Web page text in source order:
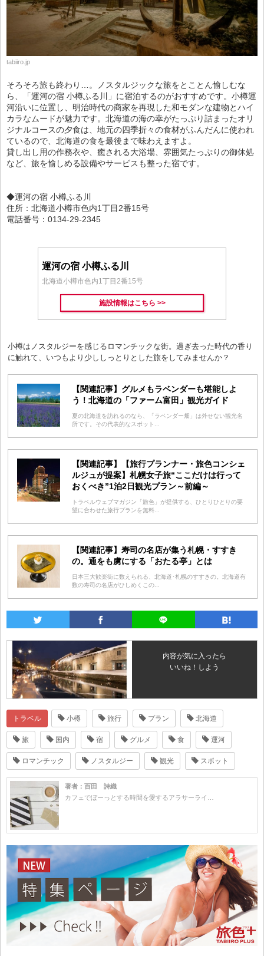
tabiiro.jp
そろそろ旅も終わり…。ノスタルジックな旅をとことん愉しむな
ら、「運河の宿 小樽ふる川」に宿泊するのがおすすめです。小樽運
河沿いに位置し、明治時代の商家を再現した和モダンな建物とハイ
カラなムードが魅力です。北海道の海の幸がたっぷり詰まったオリ
ジナルコースの夕食は、地元の四季折々の食材がふんだんに使われ
ているので、北海道の食を最後まで味わえますよ。
貸し出し用の作務衣や、癒される大浴場、雰囲気たっぷりの御休処
など、旅を愉しめる設備やサービスも整った宿です。
◆運河の宿 小樽ふる川
住所：北海道小樽市色内1丁目2番15号
電話番号：0134-29-2345
運河の宿 小樽ふる川
北海道小樽市色内1丁目2番15号
施設情報はこちら >>
小樽はノスタルジーを感じるロマンチックな街。過ぎ去った時代の香り
に触れて、いつもより少ししっとりとした旅をしてみませんか？
【関連記事】グルメもラベンダーも堪能しよ
う！北海道の「ファーム富田」観光ガイド
夏の北海道を訪れるのなら、「ラベンダー畑」は外せない観光名
所です。その代表的なスポット...
【関連記事】【旅行プランナー・旅色コンシェ
ルジュが提案】札幌女子旅“ここだけは行って
おくべき”1泊2日観光プラン～前編～
トラベルウェブマガジン「旅色」が提供する、ひとりひとりの要
望に合わせた旅行プランを無料...
【関連記事】寿司の名店が集う札幌・すすき
の。通をも虜にする「おたる亭」とは
日本三大歓楽街に数えられる、北海道･札幌のすすきの。北海道有
数の寿司の名店がひしめくこの...
内容が気に入ったら
いいね！しよう
トラベル 小樽 旅行 プラン 北海道
旅 国内 宿 グルメ 食 運河
ロマンチック ノスタルジー 観光 スポット
著者：百田 詩織
カフェでぼーっとする時間を愛するアラサーライ…